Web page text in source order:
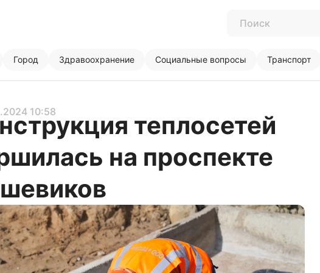
Город Здравоохранение Социальные вопросы Транспорт
10:58
теплосетей
на проспекте